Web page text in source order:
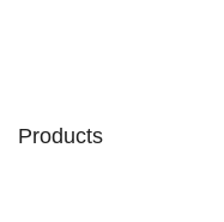
Products